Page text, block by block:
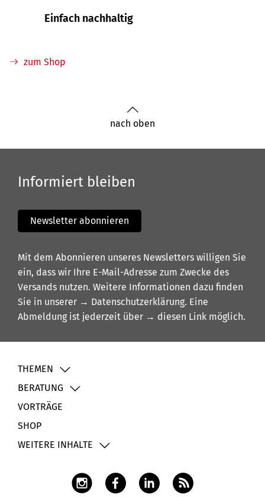
Einfach nachhaltig
zum Shop
nach oben
Informiert bleiben
Newsletter abonnieren
Mit dem Abonnieren unseres Newsletters willigen Sie
ein, dass wir Ihre E-Mail-Adresse zum Zwecke des
Versands nutzen. Weitere Informationen dazu finden
Sie in unserer → Datenschutzerklärung. Eine
Abmeldung ist jederzeit über → diesen Link möglich.
THEMEN
BERATUNG
VORTRÄGE
SHOP
WEITERE INHALTE